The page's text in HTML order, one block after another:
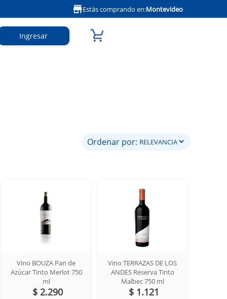
Estás comprando en:Montevideo
Ingresar
Ordenar por:
Vino BOUZA Pan de
Azúcar Tinto Merlot 750
ml
$ 2.290
Vino TERRAZAS DE LOS
ANDES Reserva Tinto
Malbec 750 ml
$ 1.121